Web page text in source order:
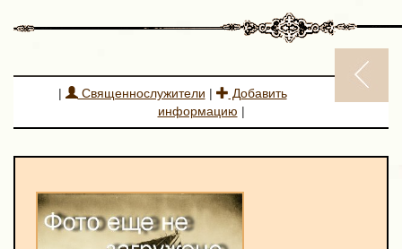
| Священнослужители |
Добавить
информацию |